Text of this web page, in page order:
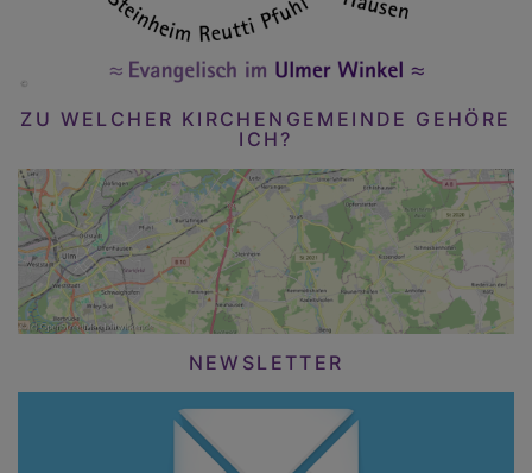
ZU WELCHER KIRCHENGEMEINDE GEHÖRE
ICH?
NEWSLETTER